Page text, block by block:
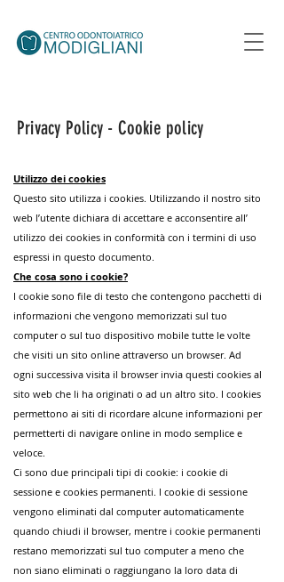
Privacy Policy - Cookie policy
Utilizzo dei cookies
Questo sito utilizza i cookies. Utilizzando il nostro sito
web l’utente dichiara di accettare e acconsentire all’
utilizzo dei cookies in conformità con i termini di uso
espressi in questo documento.
Che cosa sono i cookie?
I cookie sono file di testo che contengono pacchetti di
informazioni che vengono memorizzati sul tuo
computer o sul tuo dispositivo mobile tutte le volte
che visiti un sito online attraverso un browser. Ad
ogni successiva visita il browser invia questi cookies al
sito web che li ha originati o ad un altro sito. I cookies
permettono ai siti di ricordare alcune informazioni per
permetterti di navigare online in modo semplice e
veloce.
Ci sono due principali tipi di cookie: i cookie di
sessione e cookies permanenti. I cookie di sessione
vengono eliminati dal computer automaticamente
quando chiudi il browser, mentre i cookie permanenti
restano memorizzati sul tuo computer a meno che
non siano eliminati o raggiungano la loro data di